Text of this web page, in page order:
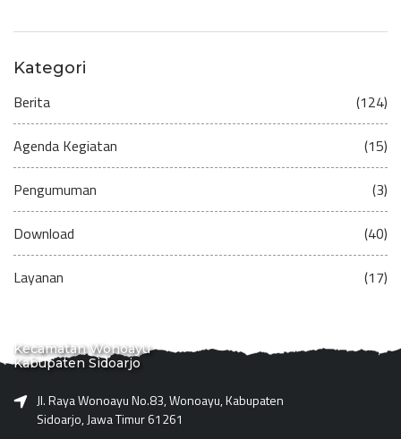
Kategori
Berita (124)
Agenda Kegiatan (15)
Pengumuman (3)
Download (40)
Layanan (17)
Kecamatan Wonoayu
Kabupaten Sidoarjo
Jl. Raya Wonoayu No.83, Wonoayu, Kabupaten
Sidoarjo, Jawa Timur 61261